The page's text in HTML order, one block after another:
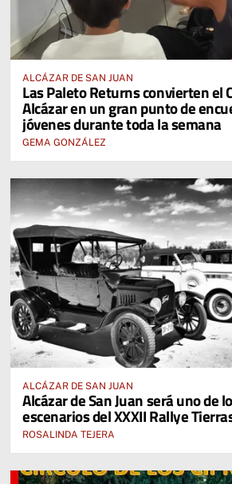
ALCÁZAR DE SAN JUAN
Las Paleto Returns convierten el
Alcázar en un gran punto de
jóvenes durante toda la semana
GEMA GONZÁLEZ
ALCÁZAR DE SAN JUAN
Alcázar de San Juan será uno de
escenarios del XXXII Rallye
ROSALINDA TEJERA